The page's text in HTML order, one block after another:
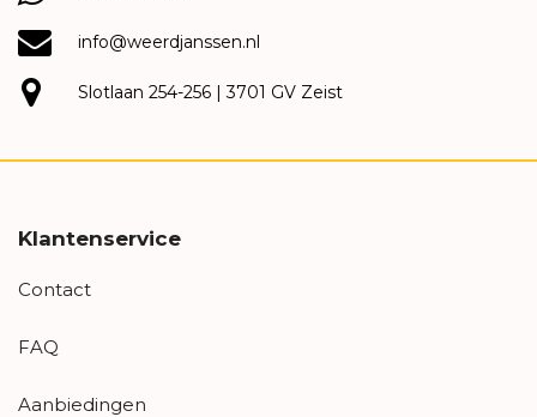
info@weerdjanssen.nl
Slotlaan 254-256 | 3701 GV Zeist
Klantenservice
Contact
FAQ
Aanbiedingen